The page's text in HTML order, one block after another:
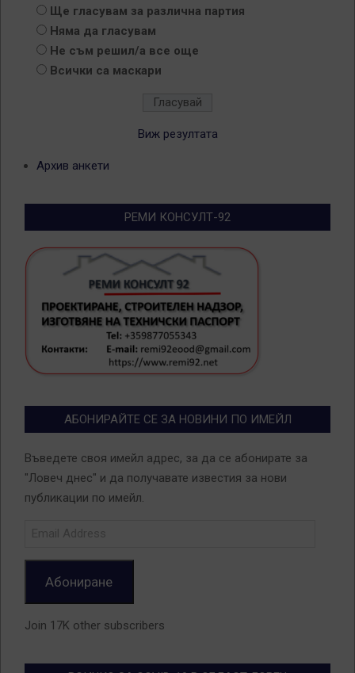
Ще гласувам за различна партия
Няма да гласувам
Не съм решил/а все още
Всички са маскари
Виж резултата
Архив анкети
РЕМИ КОНСУЛТ-92
АБОНИРАЙТЕ СЕ ЗА НОВИНИ ПО ИМЕЙЛ
Въведете своя имейл адрес, за да се абонирате за
"Ловеч днес" и да получавате известия за нови
публикации по имейл.
Абониране
Join 17K other subscribers